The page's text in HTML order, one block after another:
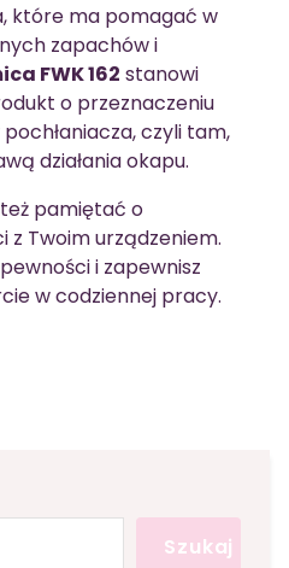
które ma pomagać w
zapachów i
FWK 162 stanowi
o przeznaczeniu
czyli tam,
działania okapu.
pamiętać o
z Twoim urządzeniem.
i zapewnisz
w codziennej pracy.
Szukaj